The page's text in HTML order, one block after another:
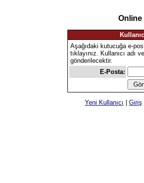
Online
Aşağıdaki kutucuğa e-
tıklayınız. Kullanıcı adı
gönderilecektir.
E-Posta:
Yeni Kullanıcı | Giriş